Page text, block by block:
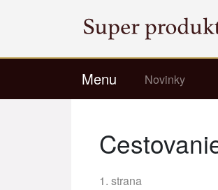
Menu Novinky
1. strana